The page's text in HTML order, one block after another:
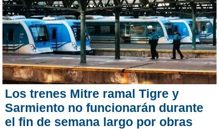
Los trenes Mitre ramal Tigre y
Sarmiento no funcionarán durante
el fin de semana largo por obras